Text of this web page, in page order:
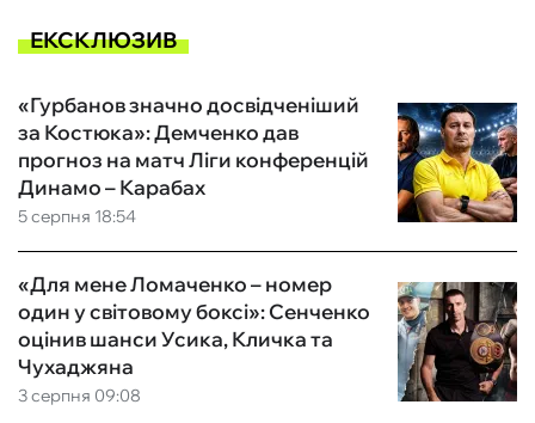
ЕКСКЛЮЗИВ
5 серпня 18:54
«Гурбанов значно досвідченіший
за Костюка»: Демченко дав
прогноз на матч Ліги конференцій
Динамо – Карабах
3 серпня 09:08
«Для мене Ломаченко – номер
один у світовому боксі»: Сенченко
оцінив шанси Усика, Кличка та
Чухаджяна